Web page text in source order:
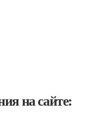
на сайте: